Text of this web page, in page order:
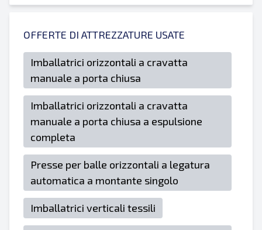
OFFERTE DI ATTREZZATURE USATE
Imballatrici orizzontali a cravatta
manuale a porta chiusa
Imballatrici orizzontali a cravatta
manuale a porta chiusa a espulsione
completa
Presse per balle orizzontali a legatura
automatica a montante singolo
Imballatrici verticali tessili